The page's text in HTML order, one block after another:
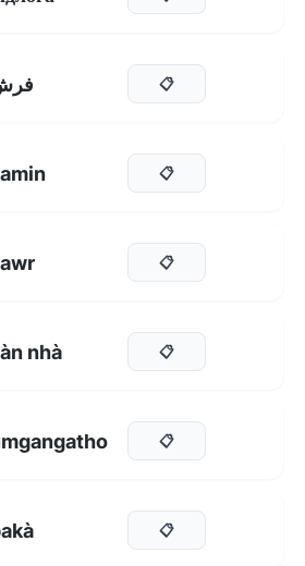
📋
📋
📋
nhà 📋
📋
📋